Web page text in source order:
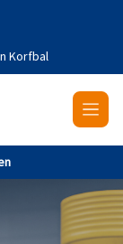
Korfbal